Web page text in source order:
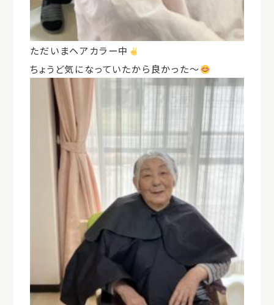
ただいまヘアカラー中
ちょうど気になっていたから良かった〜